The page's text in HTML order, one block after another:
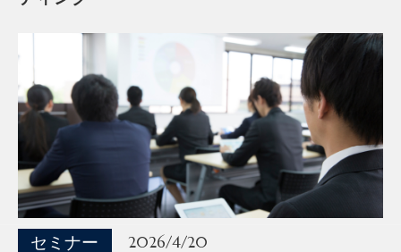
セミナー 2026/4/20